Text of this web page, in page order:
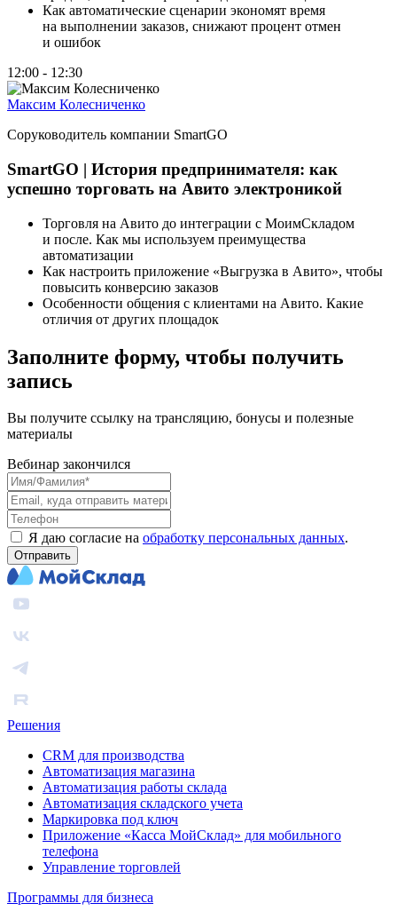
Как автоматические сценарии экономят время
на выполнении заказов, снижают процент отмен
и ошибок
12:00 - 12:30
Максим Колесниченко
Соруководитель компании SmartGO
SmartGO | История предпринимателя: как
успешно торговать на Авито электроникой
Торговля на Авито до интеграции с МоимСкладом
и после. Как мы используем преимущества
автоматизации
Как настроить приложение «Выгрузка в Авито», чтобы
повысить конверсию заказов
Особенности общения с клиентами на Авито. Какие
отличия от других площадок
Заполните форму, чтобы получить
запись
Вы получите ссылку на трансляцию, бонусы и полезные
материалы
Вебинар закончился
Я даю согласие на обработку персональных данных.
Отправить
Решения
CRM для производства
Автоматизация магазина
Автоматизация работы склада
Автоматизация складского учета
Маркировка под ключ
Приложение «Касса МойСклад» для мобильного
телефона
Управление торговлей
Программы для бизнеса